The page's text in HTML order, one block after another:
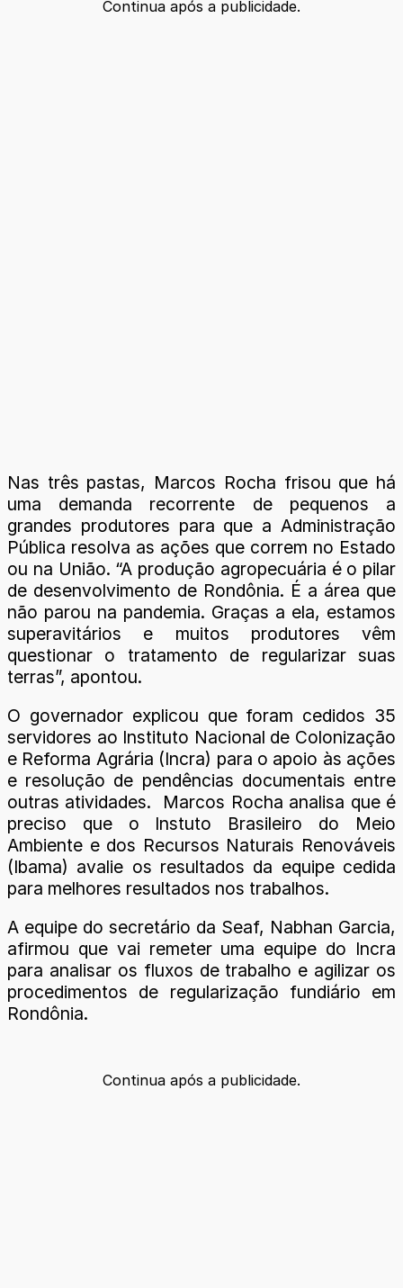
Continua após a publicidade.
Nas três pastas, Marcos Rocha frisou que há
uma demanda recorrente de pequenos a
grandes produtores para que a Administração
Pública resolva as ações que correm no Estado
ou na União. “A produção agropecuária é o pilar
de desenvolvimento de Rondônia. É a área que
não parou na pandemia. Graças a ela, estamos
superavitários e muitos produtores vêm
questionar o tratamento de regularizar suas
terras”, apontou.
O governador explicou que foram cedidos 35
servidores ao Instituto Nacional de Colonização
e Reforma Agrária (Incra) para o apoio às ações
e resolução de pendências documentais entre
outras atividades. Marcos Rocha analisa que é
preciso que o Instuto Brasileiro do Meio
Ambiente e dos Recursos Naturais Renováveis
(Ibama) avalie os resultados da equipe cedida
para melhores resultados nos trabalhos.
A equipe do secretário da Seaf, Nabhan Garcia,
afirmou que vai remeter uma equipe do Incra
para analisar os fluxos de trabalho e agilizar os
procedimentos de regularização fundiário em
Rondônia.
Continua após a publicidade.